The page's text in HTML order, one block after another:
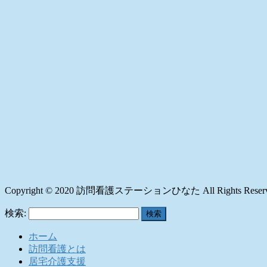
Copyright © 2020 訪問看護ステーションひなた All Rights
検索:
ホーム
訪問看護とは
居宅介護支援